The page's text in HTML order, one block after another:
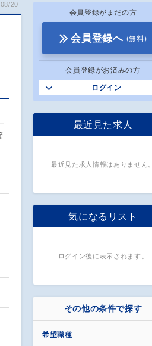
20
会員登録がまだの方
会員登録へ (無料)
会員登録がお済みの方
ログイン
最近見た求人
最近見た求人情報はありません。
気になるリスト
ログイン後に表示されます。
その他の条件で探す
希望職種